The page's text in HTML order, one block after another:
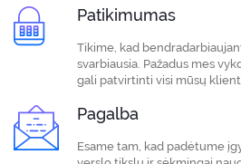
Patikimumas
Tikime, kad
svarbiausia. Pažadus mes
gali patvirtinti visi mūsų
Pagalba
Esame tam, kad padėtume